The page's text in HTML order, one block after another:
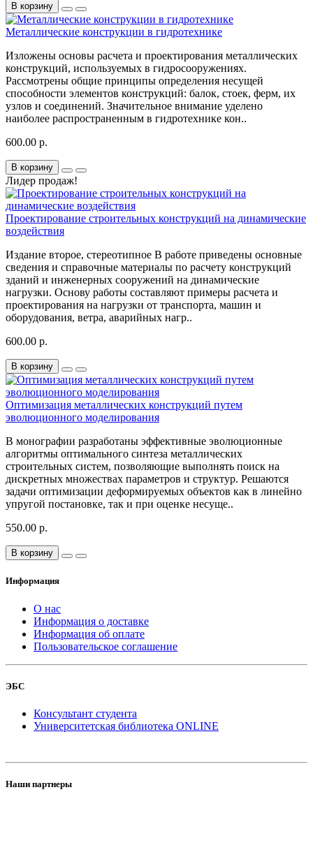
В корзину
Металлические конструкции в гидротехнике
Изложены основы расчета и проектирования металлических
конструкций, используемых в гидросооружениях.
Рассмотрены общие принципы определения несущей
способности элементов конструкций: балок, стоек, ферм, их
узлов и соединений. Значительное внимание уделено
наиболее распространенным в гидротехнике кон..
600.00 р.
В корзину
Лидер продаж!
Проектирование строительных конструкций на динамические
воздействия
Издание второе, стереотипное В работе приведены основные
сведения и справочные материалы по расчету конструкций
зданий и инженерных сооружений на динамические
нагрузки. Основу работы составляют примеры расчета и
проектирования на нагрузки от транспорта, машин и
оборудования, ветра, аварийных нагр..
600.00 р.
В корзину
Оптимизация металлических конструкций путем
эволюционного моделирования
В монографии разработаны эффективные эволюционные
алгоритмы оптимального синтеза металлических
строительных систем, позволяющие выполнять поиск на
дискретных множествах параметров и структур. Решаются
задачи оптимизации деформируемых объектов как в линейно
упругой постановке, так и при оценке несуще..
550.00 р.
В корзину
Информация
О нас
Информация о доставке
Информация об оплате
Пользовательское соглашение
ЭБС
Консультант студента
Университетская библиотека ONLINE
Наши партнеры